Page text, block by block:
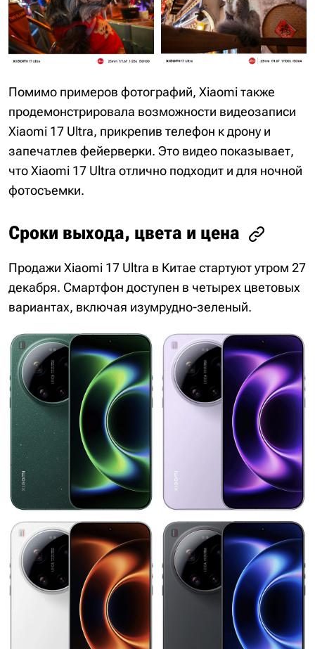
Помимо примеров фотографий, Xiaomi также
продемонстрировала возможности видеозаписи
Xiaomi 17 Ultra, прикрепив телефон к дрону и
запечатлев фейерверки. Это видео показывает,
что Xiaomi 17 Ultra отлично подходит и для ночной
фотосъемки.
Сроки выхода, цвета и цена
Продажи Xiaomi 17 Ultra в Китае стартуют утром 27
декабря. Смартфон доступен в четырех цветовых
вариантах, включая изумрудно-зеленый.